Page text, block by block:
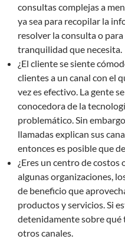
consultas complejas a
ya sea para recopilar la
resolver la consulta o
tranquilidad que necesita.
¿El cliente se siente
clientes a un canal con el
vez es efectivo. La gente
conocedora de la
problemático. Sin
llamadas explican sus
entonces es posible que
¿Eres un centro de costos
algunas organizaciones,
de beneficio que
productos y servicios. Si
detenidamente sobre qué
otros canales.